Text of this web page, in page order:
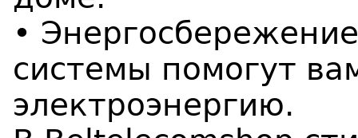
•
системы помогут
электроэнергию.